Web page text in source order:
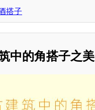
搭子
中的角搭子之美